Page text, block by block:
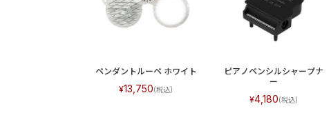
ペンダントルーペ ホワイト
13,750
ピアノペンシルシャープナ
ー
4,180